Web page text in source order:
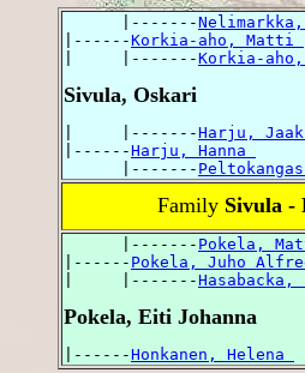
      |-------
|------Korkia-aho, Matti
|     |-------Korkia-aho,
Sivula, Oskari
|     |-------Harju,
|------Harju, Hanna
      |-------
Family Sivula -
      |-------
Pokela,
|------ Pokela, Juho
|     |-------Hasabacka,
Pokela, Eiti Johanna
|------Honkanen, Helena